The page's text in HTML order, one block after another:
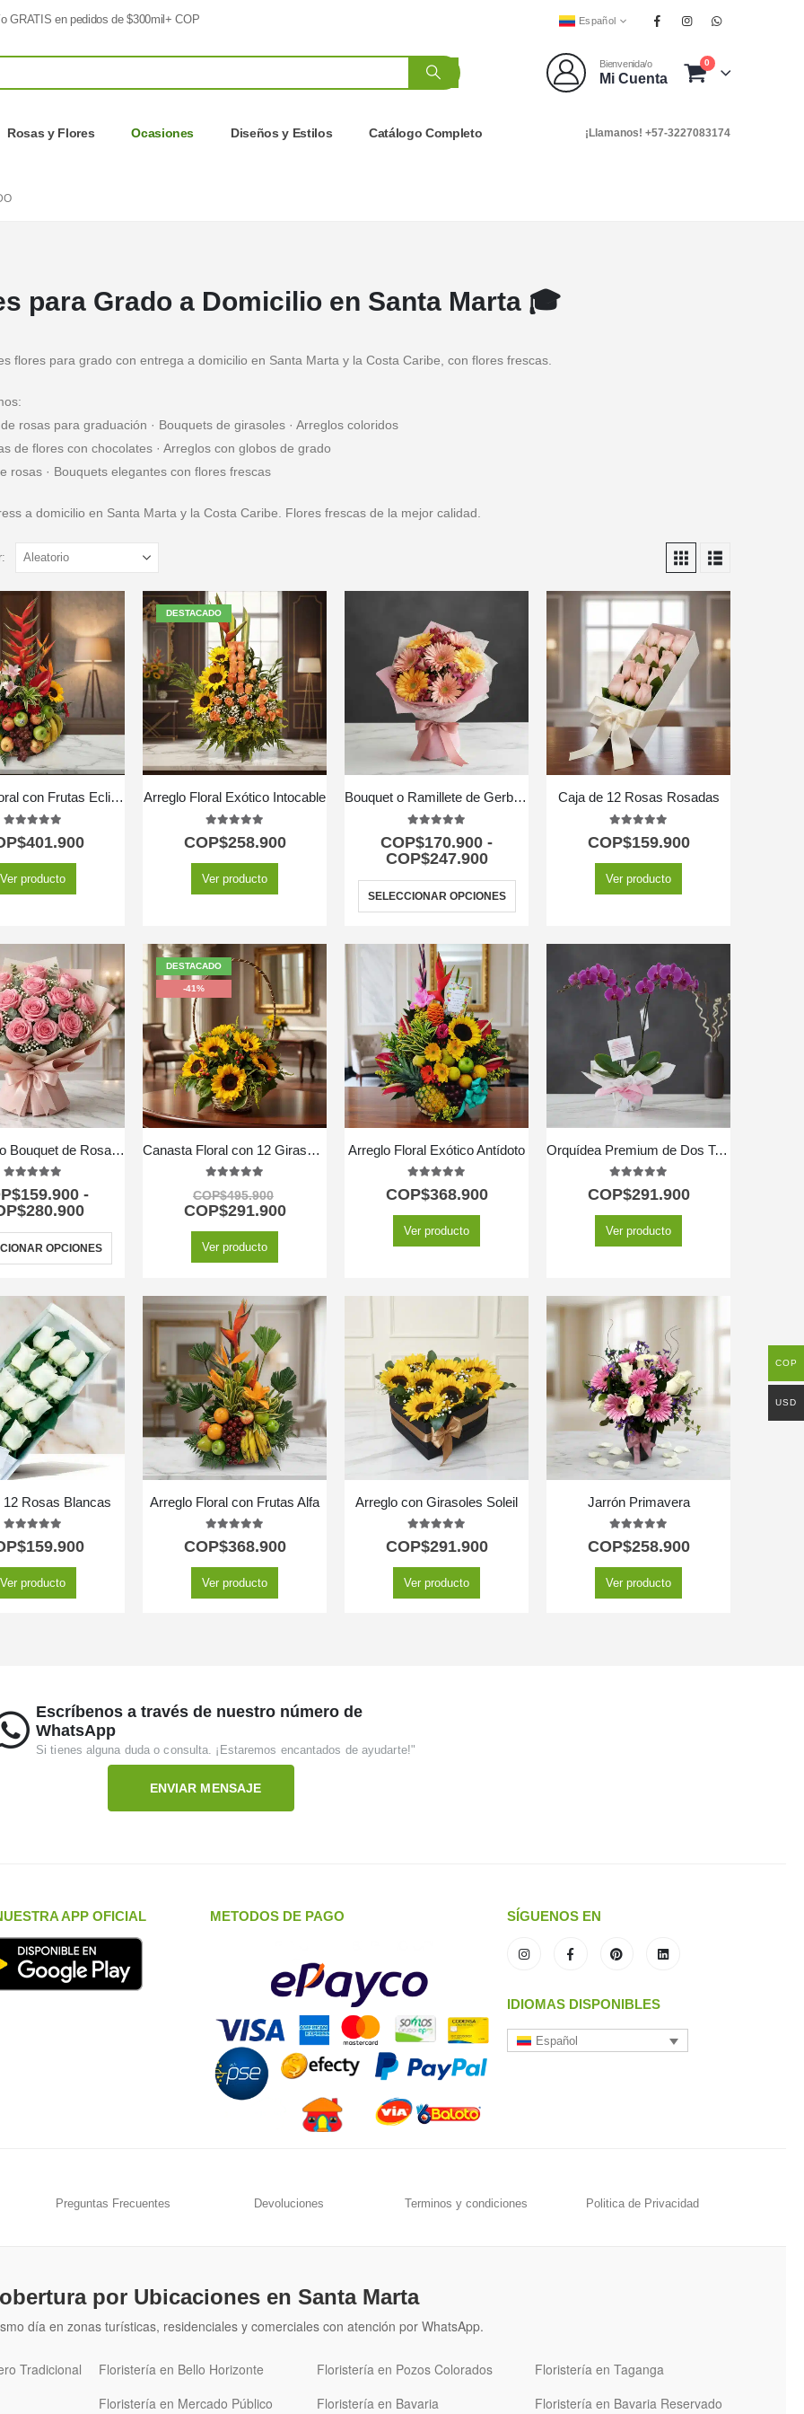
GRATIS en pedidos de $300mil+ COP Español
Bienvenida/o
Mi Cuenta
0
Rosas y Flores Ocasiones Diseños y Estilos Catálogo Completo ¡Llamanos! +57-3227083174
para Grado a Domicilio en Santa Marta 🎓
flores para grado con entrega a domicilio en Santa Marta y la Costa Caribe, con flores frescas.
rosas para graduación · Bouquets de girasoles · Arreglos coloridos
de flores con chocolates · Arreglos con globos de grado
rosas · Bouquets elegantes con flores frescas
a domicilio en Santa Marta y la Costa Caribe. Flores frescas de la mejor calidad.
Arreglo Floral con Frutas Eclipse
401.900
Ver producto
DESTACADO
Arreglo Floral Exótico Intocable
COP$258.900
Ver producto
Bouquet o Ramillete de Gerberas Multicolor
COP$170.900 -
COP$247.900
SELECCIONAR OPCIONES
Caja de 12 Rosas Rosadas
COP$159.900
Ver producto
Ramillete o Bouquet de Rosas Rosadas
5.00159.900 -
280.900
OPCIONES
DESTACADO
-41%
Canasta Floral con 12 Girasoles
COP$495.900
COP$291.900
Ver producto
Arreglo Floral Exótico Antídoto
5.00
COP$368.900
Ver producto
Orquídea Premium de Dos Tallos – Deluxe
5.00
COP$291.900
Ver producto
12 Rosas Blancas
5.00 159.900
Ver producto
Arreglo Floral con Frutas Alfa
5.00
COP$368.900
Ver producto
Arreglo con Girasoles Soleil
5.00
COP$291.900
Ver producto
Jarrón Primavera
5.00
COP$258.900
Ver producto
Escríbenos a través de nuestro número de
WhatsApp
Si tienes alguna duda o consulta. ¡Estaremos encantados de ayudarte!"
ENVIAR MENSAJE
APP OFICIAL METODOS DE PAGO SÍGUENOS EN
IDIOMAS DISPONIBLES
Español
Preguntas Frecuentes Devoluciones Terminos y condiciones Politica de Privacidad
por Ubicaciones en Santa Marta
día en zonas turísticas, residenciales y comerciales con atención por WhatsApp.
Tradicional Floristería en Bello Horizonte Floristería en Pozos Colorados
Floristería en Taganga
Floristería en Mercado Público
Floristería en Bavaria Floristería en Bavaria Reservado
COP
USD